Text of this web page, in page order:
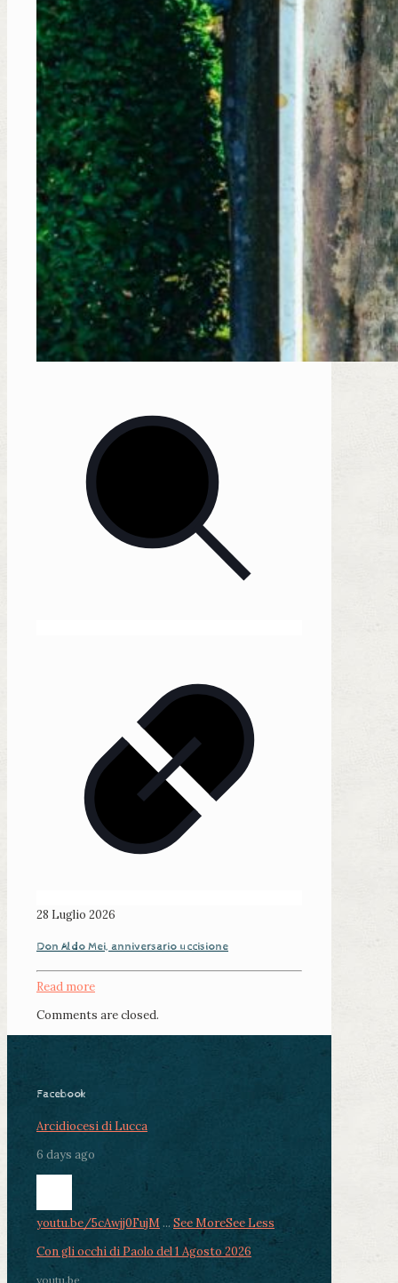
28 Luglio 2026
Don Aldo Mei, anniversario uccisione
Read more
Comments are closed.
Facebook
Arcidiocesi di Lucca
6 days ago
youtu.be/5cAwjj0FujM ... See MoreSee Less
Con gli occhi di Paolo del 1 Agosto 2026
youtu.be